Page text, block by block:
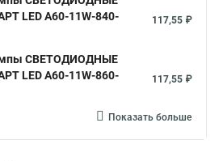
LED A60-11W-840-
117,55 ₽
СВЕТОДИОДНЫЕ
LED A60-11W-860-
117,55 ₽
Показать больше